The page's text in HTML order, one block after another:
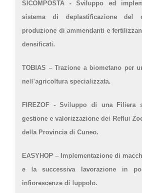
SICOMPOSTA - Sviluppo ed
sistema di deplastificazione del
produzione di ammendanti e
densificati.
TOBIAS – Trazione a biometano per
nell’agricoltura specializzata.
FIREZOF - Sviluppo di una Filiera
gestione e valorizzazione dei Reflui
della Provincia di Cuneo.
EASYHOP – Implementazione di
e la successiva lavorazione in
infiorescenze di luppolo.